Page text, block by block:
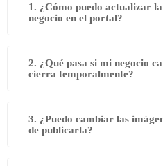
1. ¿Cómo puedo actualizar
negocio en el portal?
2. ¿Qué pasa si mi negocio
cierra temporalmente?
3. ¿Puedo cambiar las
de publicarla?